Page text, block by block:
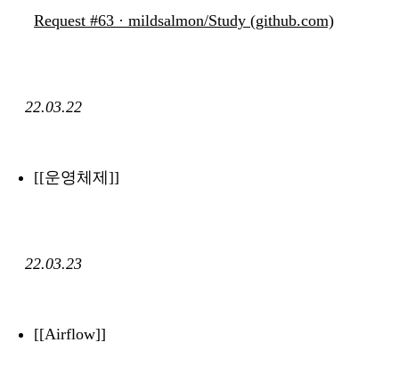
Request #63 · mildsalmon/Study (github.com)
22.03.22
[[운영체제]]
22.03.23
[[Airflow]]